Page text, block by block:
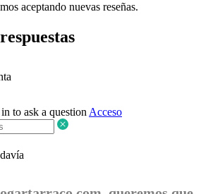
aceptando nuevas reseñas.
to ask a question Acceso